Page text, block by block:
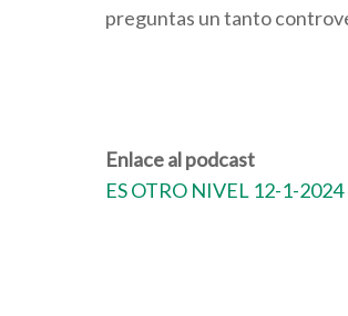
preguntas un tanto
Enlace al podcast
ES OTRO NIVEL 12-1-